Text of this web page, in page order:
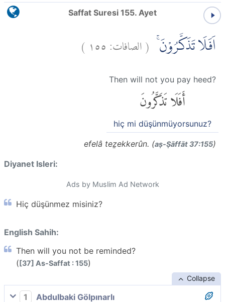
Saffat Suresi 155. Ayet
اَفَلَا تَذَكَّرُوْنَۚ (الصافات:١٥٥ )
Then will not you pay heed?
أَفَلَا تَذَكَّرُونَ
hiç mi düşünmüyorsunuz?
efelâ teẕekkerûn. (aṣ-Ṣāffāt 37:155)
Diyanet Isleri:
Ads by Muslim Ad Network
Hiç düşünmez misiniz?
English Sahih:
Then will you not be reminded?
([37] As-Saffat : 155)
Collapse
1
Abdulbaki Gölpınarlı